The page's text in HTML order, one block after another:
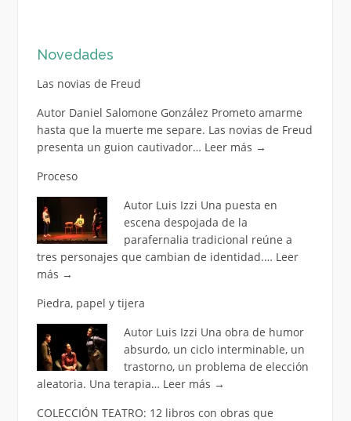
Novedades
Las novias de Freud
Autor Daniel Salomone González Prometo amarme
hasta que la muerte me separe. Las novias de Freud
presenta un guion cautivador… Leer más →
Proceso
Autor Luis Izzi Una puesta en
escena despojada de la
parafernalia tradicional reúne a
tres personajes que cambian de identidad.… Leer
más →
Piedra, papel y tijera
Autor Luis Izzi Una obra de humor
absurdo, un ciclo interminable, un
trastorno, un problema de elección
aleatoria. Una terapia… Leer más →
COLECCIÓN TEATRO: 12 libros con obras que